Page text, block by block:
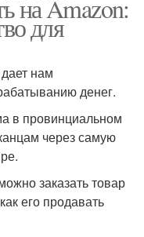
на Amazon:
для
нам
денег.
в провинциальном
через самую
заказать товар
его продавать